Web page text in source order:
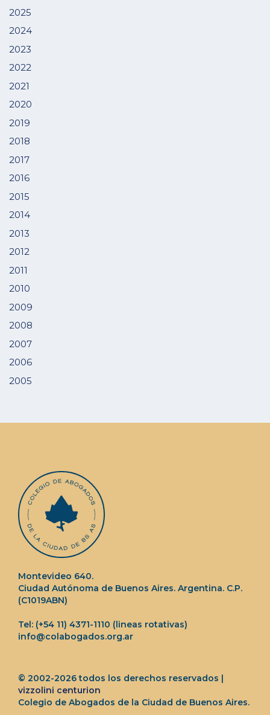
2025
2024
2023
2022
2021
2020
2019
2018
2017
2016
2015
2014
2013
2012
2011
2010
2009
2008
2007
2006
2005
Montevideo 640.
Ciudad Autónoma de Buenos Aires. Argentina. C.P.
(C1019ABN)
Tel: (+54 11) 4371-1110 (lineas rotativas)
info@colabogados.org.ar
© 2002-2026 todos los derechos reservados |
vizzolini centurion
Colegio de Abogados de la Ciudad de Buenos Aires.